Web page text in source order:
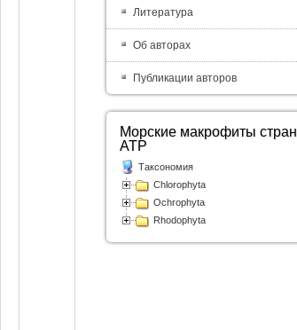
Литература
Об авторах
Публикации авторов
Морские макрофиты стран
АТР
Таксономия
Chlorophyta
Ochrophyta
Rhodophyta